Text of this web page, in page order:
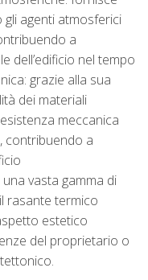
agenti atmosferici
a
dell’edificio nel tempo
grazie alla sua
dei materiali
meccanica
contribuendo a
vasta gamma di
rasante termico
estetico
del proprietario o